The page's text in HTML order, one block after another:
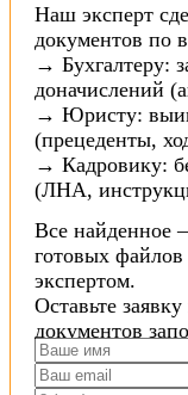
Наш эксперт
документов по
→ Бухгалтеру:
доначислений
→ Юристу:
(прецеденты,
→ Кадровику:
(ЛНА,
Все найденное
готовых
экспертом.
Оставьте
документов